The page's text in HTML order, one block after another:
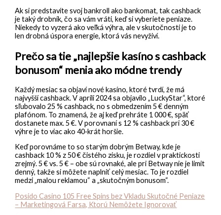
Ak si predstavíte svoj bankroll ako bankomat, tak cashback
je taký drobník, čo sa vám vráti, keď si vyberiete peniaze.
Niekedy to vyzerá ako veľká výhra, ale v skutočnosti je to
len drobná úspora energie, ktorá vás nevyživí.
Prečo sa tie „najlepšie kasíno s cashback
bonusom“ menia ako módne trendy
Každý mesiac sa objaví nové kasíno, ktoré tvrdí, že má
najvyšší cashback. V apríli 2024 sa objavilo „LuckyStar“, ktoré
sľubovalo 25 % cashback, no s obmedzením 5 € denným
plafónom. To znamená, že aj keď prehráte 1 000 €, späť
dostanete max. 5 €. V porovnaní s 12 % cashback pri 30 €
výhre je to viac ako 40‑krát horšie.
Keď porovnáme to so starým dobrým Betway, kde je
cashback 10 % z 50 € čistého zisku, je rozdiel v praktickosti
zrejmý. 5 € vs. 5 € – obe sú rovnaké, ale pri Betway nie je limit
denný, takže si môžete naplniť celý mesiac. To je rozdiel
medzi „malou reklamou“ a „skutočným bonusom“.
Posido Casino 105 Free Spins bez Vkladu Skutočné Peniaze
– Marketingová Farsa, Ktorú Nemôžete Ignorovať